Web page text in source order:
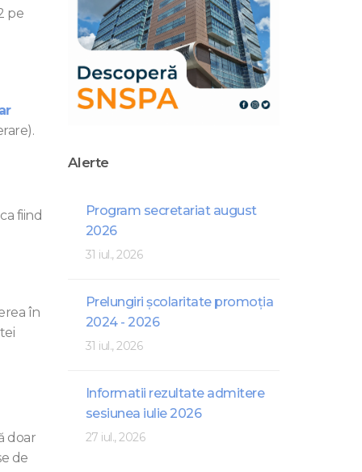
pe
fiind
în
doar
de
Alerte
Program secretariat august
2026
31 iul., 2026
Prelungiri școlaritate promoția
2024 - 2026
31 iul., 2026
Informatii rezultate admitere
sesiunea iulie 2026
27 iul., 2026